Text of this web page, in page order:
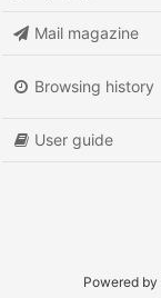
Mail magazine
Browsing history
User guide
Powered by